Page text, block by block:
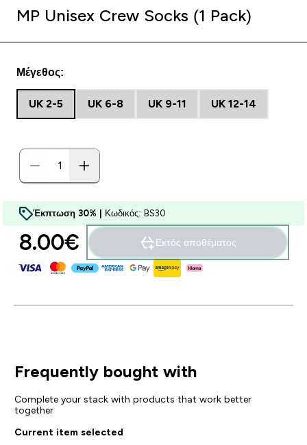
MP Unisex Crew Socks (1 Pack)
Μέγεθος:
UK 2-5 UK 6-8 UK 9-11 UK 12-14
Έκπτωση 30% | Κωδικός: BS30
8.00€‎ Εκτός αποθέματος
Frequently bought with
Complete your stack with products that work better
together
Current item selected